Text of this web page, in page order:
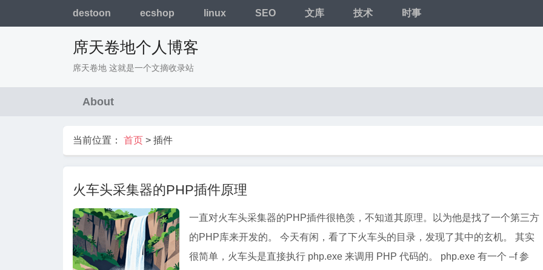
destoon ecshop linux SEO 文库 技术 时事
席天卷地个人博客
席天卷地 这就是一个文摘收录站
About
当前位置： 首页 > 插件
火车头采集器的PHP插件原理
一直对火车头采集器的PHP插件很艳羡，不知道其原理。以为他是找了一个第三方
的PHP库来开发的。 今天有闲，看了下火车头的目录，发现了其中的玄机。 其实
很简单，火车头是直接执行 php.exe 来调用 PHP 代码的。 php.exe 有一个 –f 参